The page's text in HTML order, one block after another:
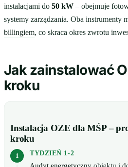
instalacjami do 50 kW – obejmuje
systemy zarządzania. Oba instrumenty
billingiem, co skraca okres zwrotu
Jak zainstalować
kroku
Instalacja OZE dla MŚP –
kroku
TYDZIEŃ 1-2